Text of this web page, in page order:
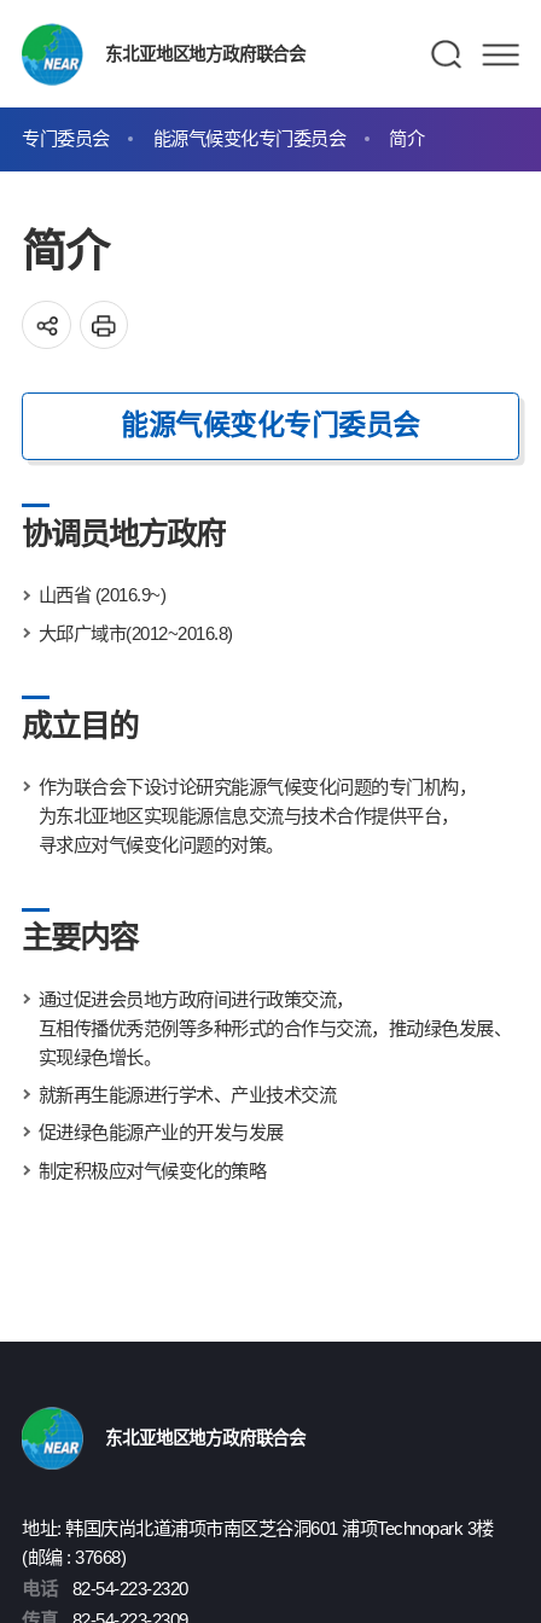
东北亚地区地方政府联合会
专门委员会 能源气候变化专门委员会 简介
简介
能源气候变化专门委员会
协调员地方政府
山西省 (2016.9~)
大邱广域市(2012~2016.8)
成立目的
作为联合会下设讨论研究能源气候变化问题的专门机构，
为东北亚地区实现能源信息交流与技术合作提供平台，
寻求应对气候变化问题的对策。
主要内容
通过促进会员地方政府间进行政策交流，
互相传播优秀范例等多种形式的合作与交流，推动绿色发展、
实现绿色增长。
就新再生能源进行学术、产业技术交流
促进绿色能源产业的开发与发展
制定积极应对气候变化的策略
东北亚地区地方政府联合会
地址: 韩国庆尚北道浦项市南区芝谷洞601 浦项Technopark 3楼
(邮编 : 37668)
电话
82-54-223-2320